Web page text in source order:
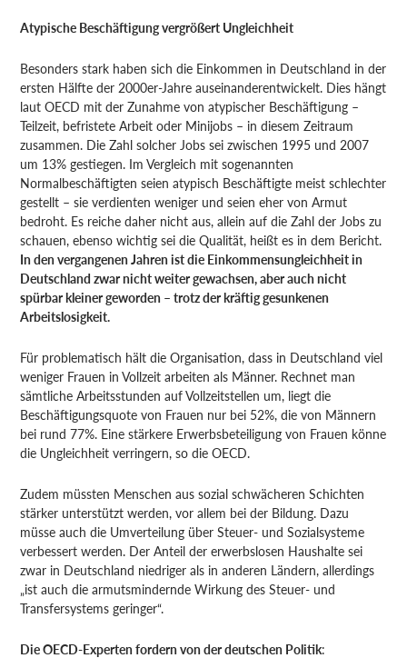
Atypische Beschäftigung vergrößert Ungleichheit
Besonders stark haben sich die Einkommen in Deutschland in der
ersten Hälfte der 2000er-Jahre auseinanderentwickelt. Dies hängt
laut OECD mit der Zunahme von atypischer Beschäftigung –
Teilzeit, befristete Arbeit oder Minijobs – in diesem Zeitraum
zusammen. Die Zahl solcher Jobs sei zwischen 1995 und 2007
um 13% gestiegen. Im Vergleich mit sogenannten
Normalbeschäftigten seien atypisch Beschäftigte meist schlechter
gestellt – sie verdienten weniger und seien eher von Armut
bedroht. Es reiche daher nicht aus, allein auf die Zahl der Jobs zu
schauen, ebenso wichtig sei die Qualität, heißt es in dem Bericht.
In den vergangenen Jahren ist die Einkommensungleichheit in
Deutschland zwar nicht weiter gewachsen, aber auch nicht
spürbar kleiner geworden – trotz der kräftig gesunkenen
Arbeitslosigkeit.
Für problematisch hält die Organisation, dass in Deutschland viel
weniger Frauen in Vollzeit arbeiten als Männer. Rechnet man
sämtliche Arbeitsstunden auf Vollzeitstellen um, liegt die
Beschäftigungsquote von Frauen nur bei 52%, die von Männern
bei rund 77%. Eine stärkere Erwerbsbeteiligung von Frauen könne
die Ungleichheit verringern, so die OECD.
Zudem müssten Menschen aus sozial schwächeren Schichten
stärker unterstützt werden, vor allem bei der Bildung. Dazu
müsse auch die Umverteilung über Steuer- und Sozialsysteme
verbessert werden. Der Anteil der erwerbslosen Haushalte sei
zwar in Deutschland niedriger als in anderen Ländern, allerdings
„ist auch die armutsmindernde Wirkung des Steuer- und
Transfersystems geringer“.
Die OECD-Experten fordern von der deutschen Politik: